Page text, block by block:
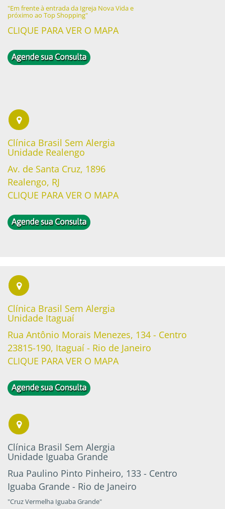
"Em frente à entrada da Igreja Nova Vida e
próximo ao Top Shopping"
CLIQUE PARA VER O MAPA
Clínica Brasil Sem Alergia
Unidade Realengo
Av. de Santa Cruz, 1896
Realengo, RJ
CLIQUE PARA VER O MAPA
Clínica Brasil Sem Alergia
Unidade Itaguaí
Rua Antônio Morais Menezes, 134 - Centro
23815-190, Itaguaí - Rio de Janeiro
CLIQUE PARA VER O MAPA
Clínica Brasil Sem Alergia
Unidade Iguaba Grande
Rua Paulino Pinto Pinheiro, 133 - Centro
Iguaba Grande - Rio de Janeiro
"Cruz Vermelha Iguaba Grande"